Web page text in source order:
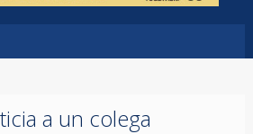
a un colega